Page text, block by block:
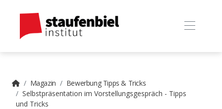
Magazin
Bewerbung Tipps & Tricks
Selbstpräsentation im Vorstellungsgespräch - Tipps
und Tricks